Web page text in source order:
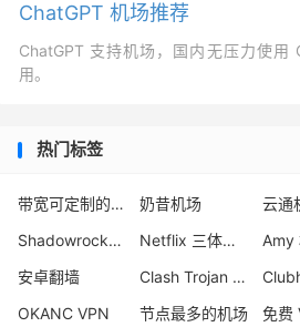
ChatGPT 机场推荐
ChatGPT 支持机场，国内无压力使用
用。
热门标签
带宽可定制的机场 奶昔机场
云通
Shadowrocket 官网
Netflix 三体在线看
安卓翻墙
Clash Trojan 订阅
OKANC VPN
节点最多的机场